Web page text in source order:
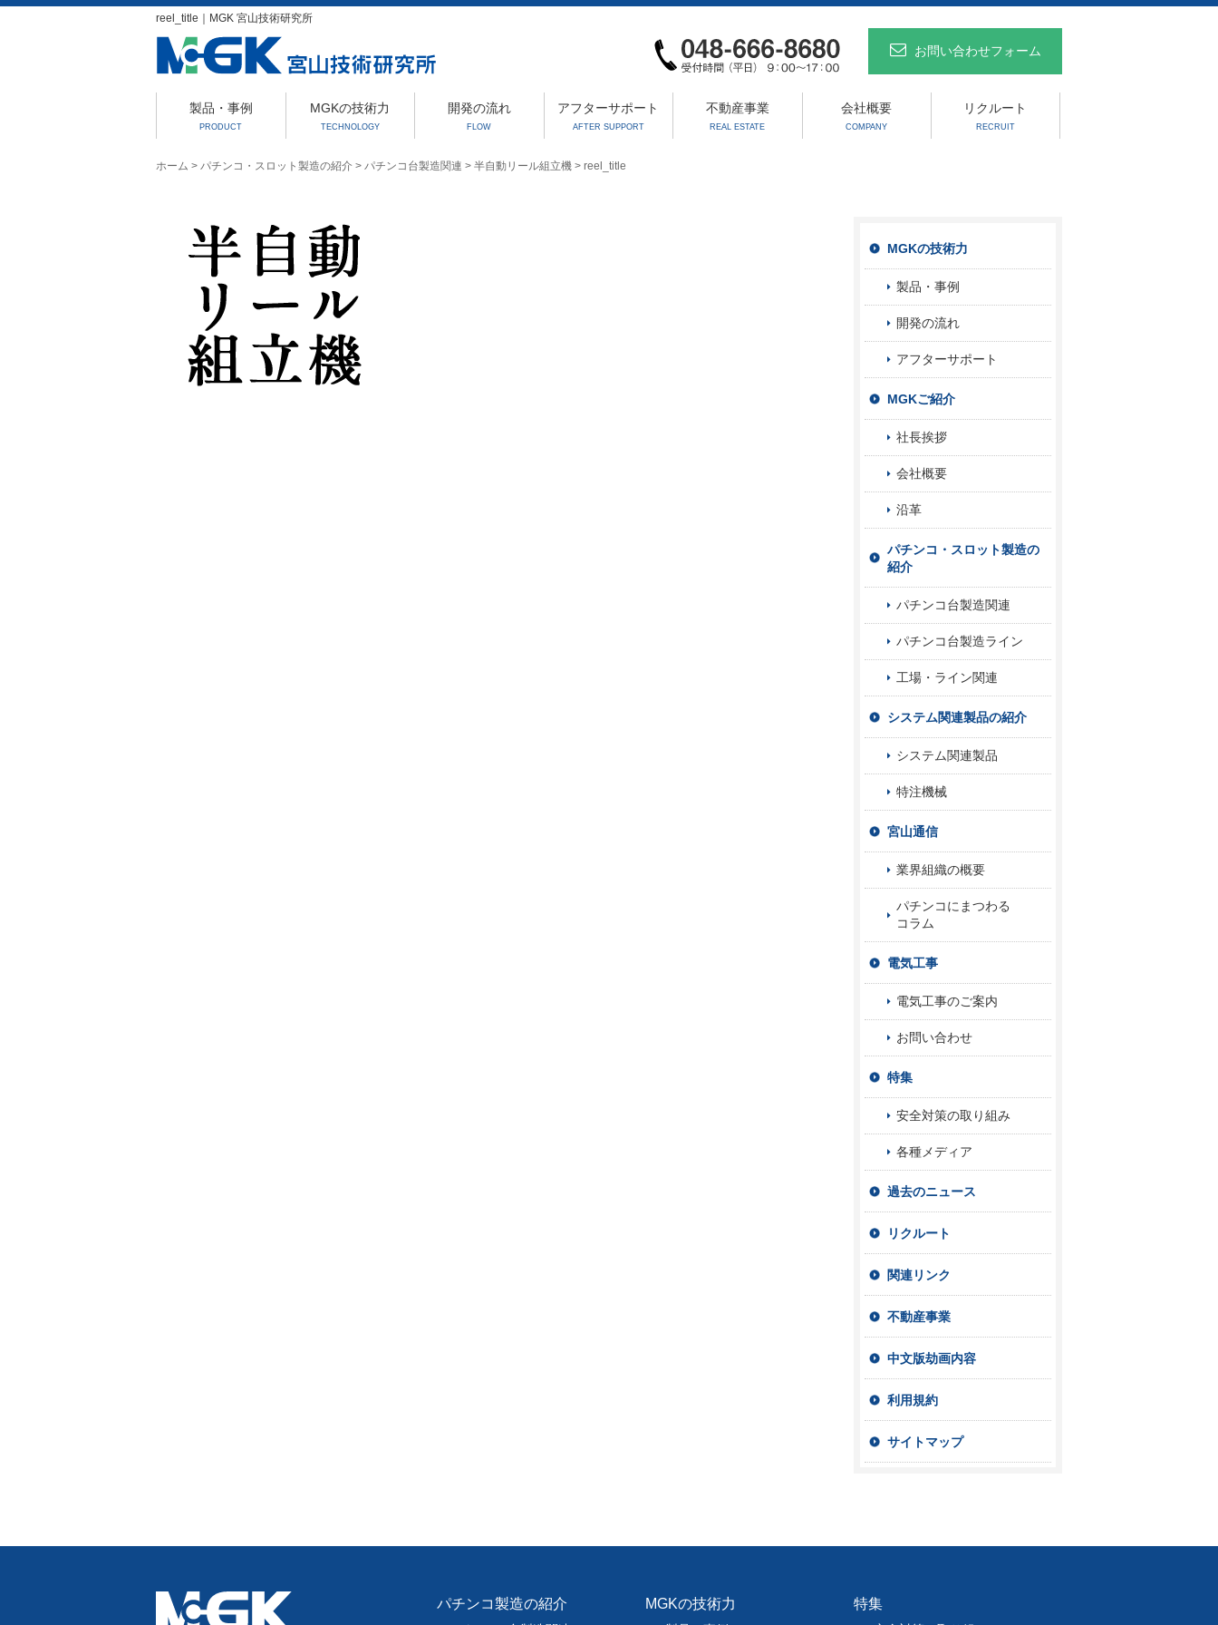
reel_title｜MGK 宮山技術研究所
お問い合わせフォーム
製品・事例
PRODUCT
MGKの技術力
TECHNOLOGY
開発の流れ
FLOW
アフターサポート
AFTER SUPPORT
不動産事業
REAL ESTATE
会社概要
COMPANY
リクルート
RECRUIT
ホーム > パチンコ・スロット製造の紹介 > パチンコ台製造関連 > 半自動リール組立機 > reel_title
MGKの技術力
製品・事例
開発の流れ
アフターサポート
MGKご紹介
社長挨拶
会社概要
沿革
パチンコ・スロット製造の
紹介
パチンコ台製造関連
パチンコ台製造ライン
工場・ライン関連
システム関連製品の紹介
システム関連製品
特注機械
宮山通信
業界組織の概要
パチンコにまつわる
コラム
電気工事
電気工事のご案内
お問い合わせ
特集
安全対策の取り組み
各種メディア
過去のニュース
リクルート
関連リンク
不動産事業
中文版劫画内容
利用規約
サイトマップ
パチンコ製造の紹介 MGKの技術力 特集